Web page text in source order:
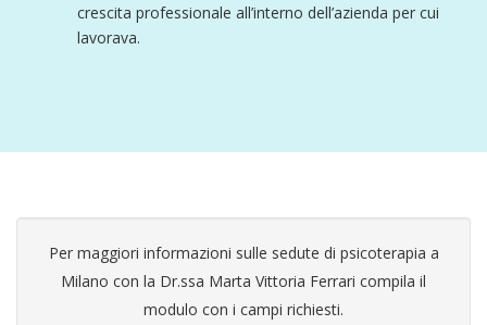
crescita professionale all’interno dell’azienda per cui
lavorava.
Per maggiori informazioni sulle sedute di psicoterapia a
Milano con la Dr.ssa Marta Vittoria Ferrari compila il
modulo con i campi richiesti.